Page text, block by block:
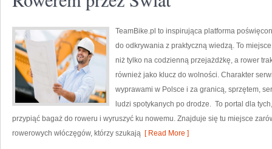
TeamBike.pl to inspirująca platforma
do odkrywania z praktyczną wiedzą. To
niż tylko na codzienną przejażdżkę, a rower
również jako klucz do wolności. Charakter
wyprawami w Polsce i za granicą, sprzętem,
ludzi spotykanych po drodze. To portal dla
przypiąć bagaż do roweru i wyruszyć ku nowemu. Znajduje się tu miejsce
rowerowych włóczęgów, którzy szukają [ Read More ]